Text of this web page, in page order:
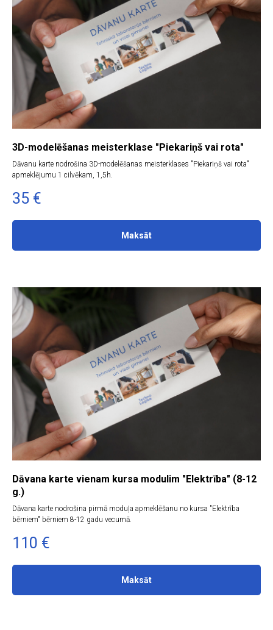
3D-modelēšanas meisterklase "Piekariņš vai rota"
Dāvanu karte nodrošina 3D-modelēšanas meisterklases "Piekariņš vai rota"
apmeklējumu 1 cilvēkam, 1,5h.
35 €
Maksāt
Dāvana karte vienam kursa modulim "Elektrība" (8-12
g.)
Dāvana karte nodrošina pirmā moduļa apmeklēšanu no kursa "Elektrība
bērniem" bērniem 8-12 gadu vecumā.
110 €
Maksāt